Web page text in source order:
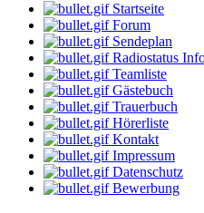
12:00 Uhr
StarClub
Oldies von Oldie
14:00 Uhr
-Geli-
Freitag schönes Wochenende
16:00 Uhr
Bernie
Villa Kunterbunt
Startseite
Forum
Sendeplan
Radiostatus
Teamliste
Gästebuch
Trauerbuch
Hörerliste
Kontakt
Impressum
Datenschutz
Bewerbung